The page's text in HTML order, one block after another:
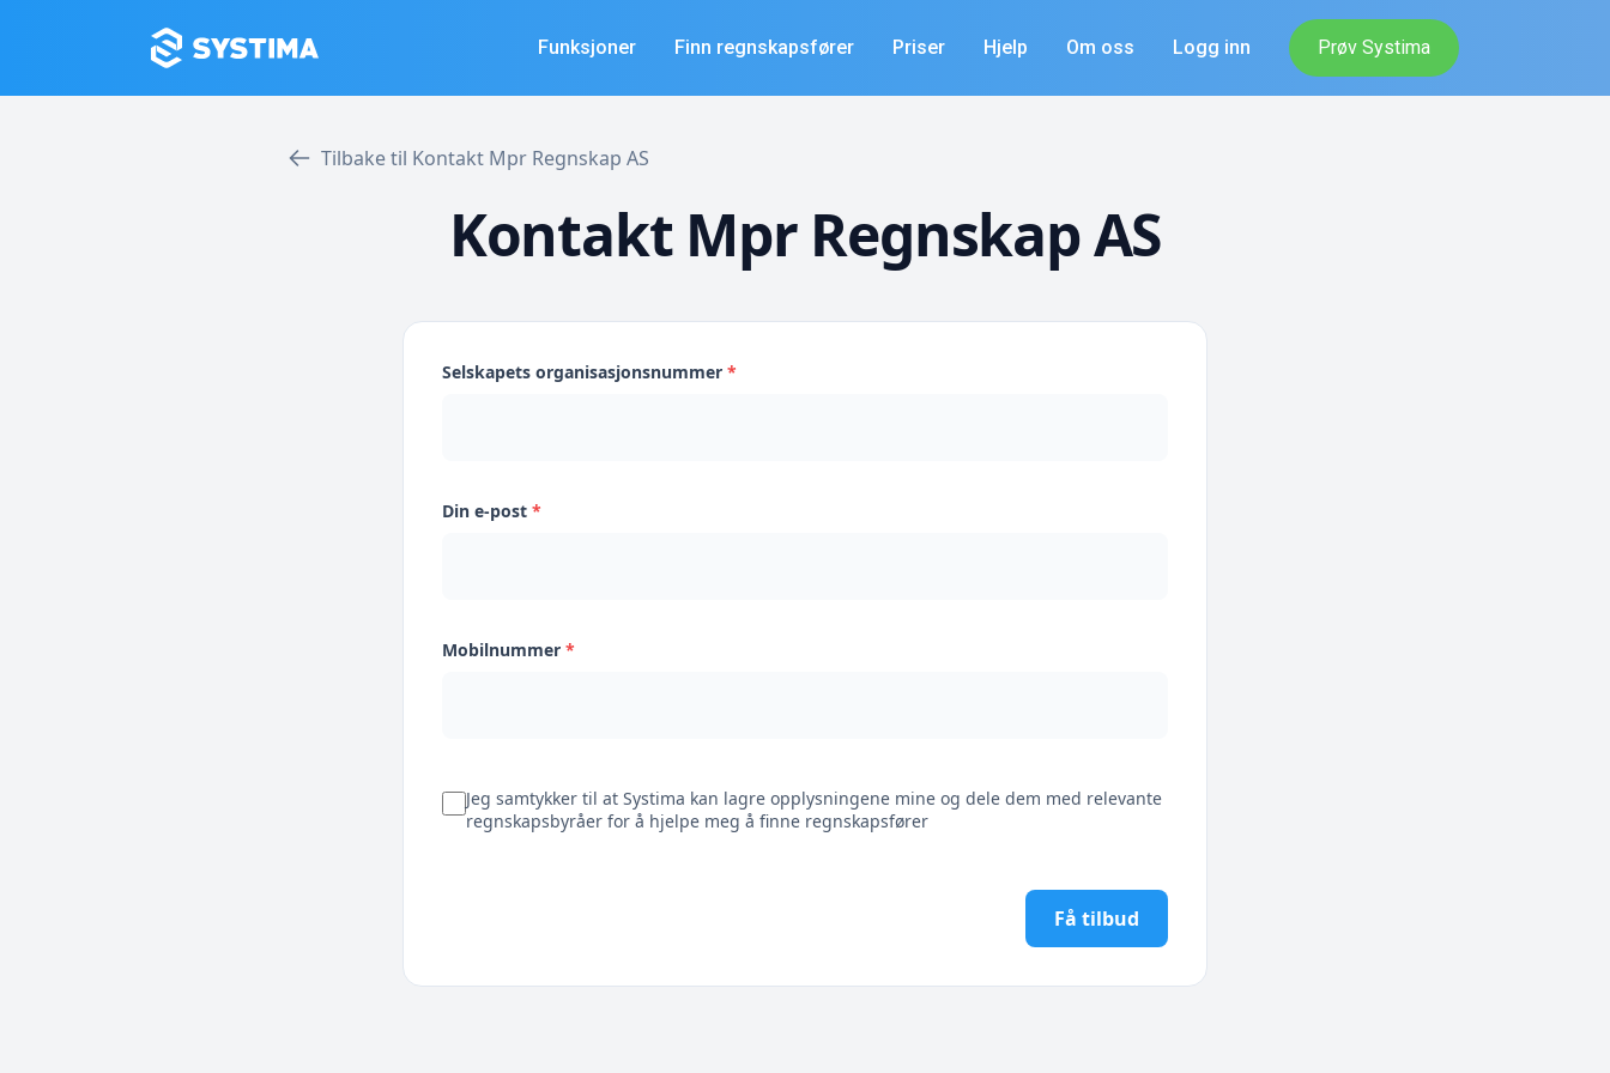
Funksjoner Finn regnskapsfører Priser Hjelp Om oss Logg inn Prøv Systima
Tilbake til Kontakt Mpr Regnskap AS
Kontakt Mpr Regnskap AS
Selskapets organisasjonsnummer *
Din e-post *
Mobilnummer *
Jeg samtykker til at Systima kan lagre opplysningene mine og dele dem med relevante
regnskapsbyråer for å hjelpe meg å finne regnskapsfører
Få tilbud